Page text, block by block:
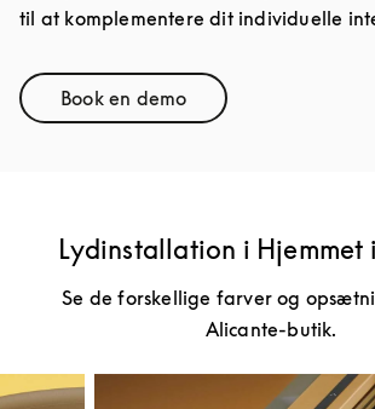
til at komplementere dit individuelle
Book en demoLink Opens in New Tab
Lydinstallation i Hjemmet
Se de forskellige farver og
Alicante-butik.